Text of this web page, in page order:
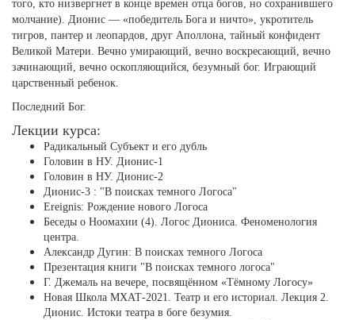
того, кто низвергнет в конце времен отца богов, но сохранившего
молчание). Дионис — «победитель Бога и ничто», укротитель
тигров, пантер и леопардов, друг Аполлона, тайный конфидент
Великой Матери. Вечно умирающий, вечно воскресающий, вечно
зачинающий, вечно оскопляющийся, безумный бог. Играющий
царственный ребенок.
Последний Бог.
Лекции курса:
Радикальный Субъект и его дубль
Головин в НУ. Дионис-1
Головин в НУ. Дионис-2
Дионис-3 : "В поисках темного Логоса"
Ereignis: Рождение нового Логоса
Беседы о Ноомахии (4). Логос Диониса. Феноменология
центра.
Александр Дугин: В поисках темного Логоса
Презентация книги "В поисках темного логоса"
Г. Джемаль на вечере, посвящённом «Тёмному Логосу»
Новая Школа МХАТ-2021. Театр и его историал. Лекция 2.
Дионис. Истоки театра в боге безумия.